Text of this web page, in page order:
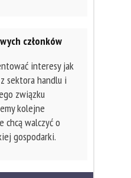
członków
interesy jak
sektora handlu i
związku
kolejne
chcą walczyć o
gospodarki.